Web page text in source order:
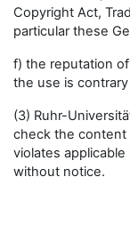
Copyright Act,
particular these
f) the reputation
the use is
(3) Ruhr-
check the content
violates
without notice.